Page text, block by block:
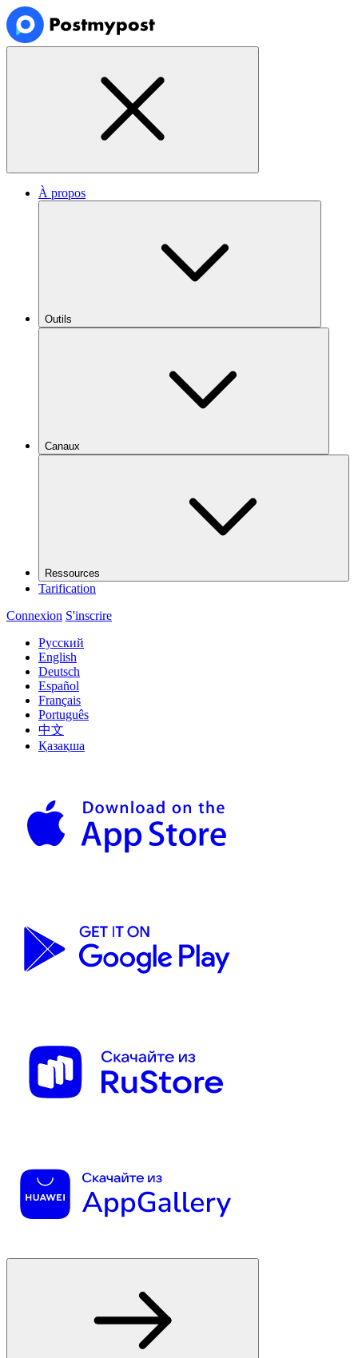
À propos
Outils
Canaux
Ressources
Tarification
Connexion S'inscrire
Русский
English
Deutsch
Español
Français
Português
中文
Қазақша